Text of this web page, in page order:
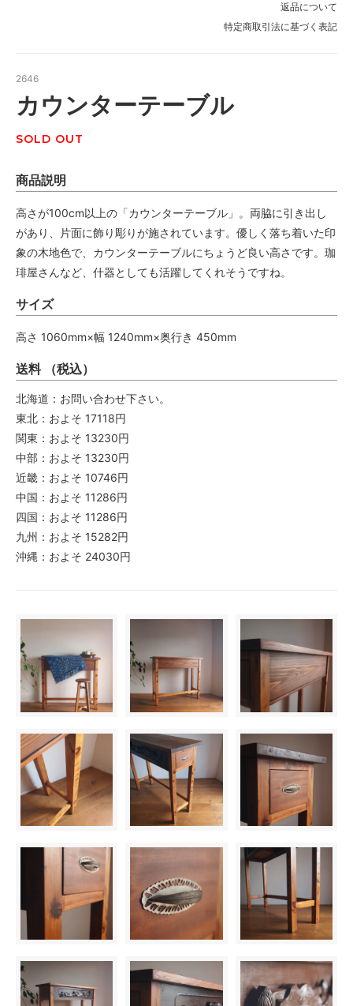
返品について
特定商取引法に基づく表記
2646
カウンターテーブル
SOLD OUT
商品説明
高さが100cm以上の「カウンターテーブル」。両脇に引き出し
があり、片面に飾り彫りが施されています。優しく落ち着いた印
象の木地色で、カウンターテーブルにちょうど良い高さです。珈
琲屋さんなど、什器としても活躍してくれそうですね。
サイズ
高さ 1060mm×幅 1240mm×奥行き 450mm
送料 （税込）
北海道：お問い合わせ下さい。
東北：およそ 17118円
関東：およそ 13230円
中部：およそ 13230円
近畿：およそ 10746円
中国：およそ 11286円
四国：およそ 11286円
九州：およそ 15282円
沖縄：およそ 24030円